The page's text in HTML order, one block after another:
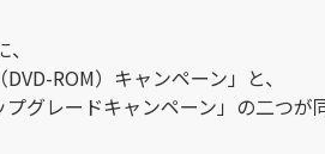
、
ROM）キャンペーン」と、
プグレードキャンペーン」の二つが